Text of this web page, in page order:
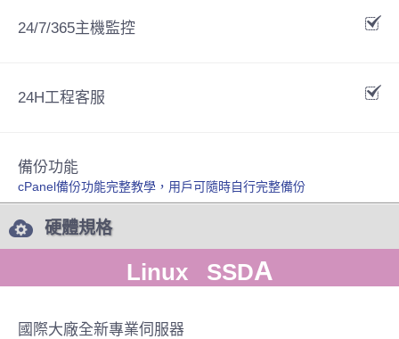
24/7/365主機監控
24H工程客服
備份功能
cPanel備份功能完整教學，用戶可隨時自行完整備份
硬體規格
Linux SSDA
國際大廠全新專業伺服器